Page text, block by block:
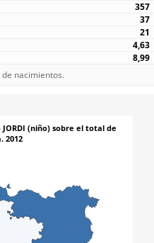
357
37
21
4,63
8,99
nacimientos.